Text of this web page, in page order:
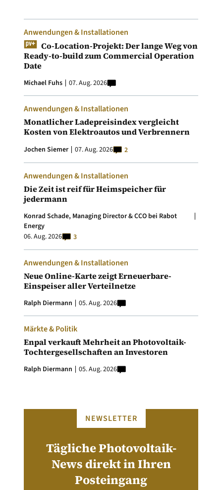
Anwendungen & Installationen
Co-Location-Projekt: Der lange Weg von
Ready-to-build zum Commercial Operation
Date
Michael Fuhs 07. Aug. 2026
Anwendungen & Installationen
Monatlicher Ladepreisindex vergleicht
Kosten von Elektroautos und Verbrennern
Jochen Siemer 07. Aug. 2026 2
Anwendungen & Installationen
Die Zeit ist reif für Heimspeicher für
jedermann
Konrad Schade, Managing Director & CCO bei Rabot
Energy
06. Aug. 2026
3
Anwendungen & Installationen
Neue Online-Karte zeigt Erneuerbare-
Einspeiser aller Verteilnetze
Ralph Diermann 05. Aug. 2026
Märkte & Politik
Enpal verkauft Mehrheit an Photovoltaik-
Tochtergesellschaften an Investoren
Ralph Diermann 05. Aug. 2026
NEWSLETTER
Tägliche Photovoltaik-
News direkt in Ihren
Posteingang